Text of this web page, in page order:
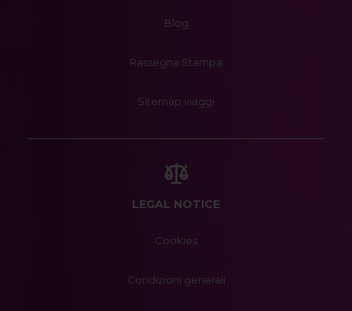
Blog
Rassegna Stampa
Sitemap viaggi
LEGAL NOTICE
Cookies
Condizioni generali